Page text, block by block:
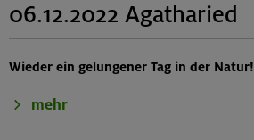
06.12.2022 Agatharied
Wieder ein gelungener Tag in der Natur!
mehr